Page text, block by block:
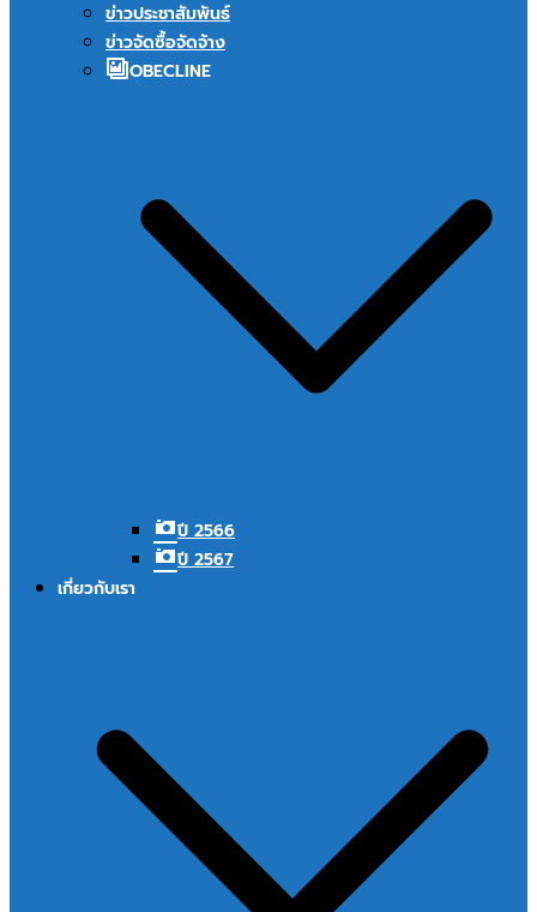
ข่าวประชาสัมพันธ์
ข่าวจัดซื้อจัดจ้าง
OBECLINE
ปี 2566
ปี 2567
เกี่ยวกับเรา